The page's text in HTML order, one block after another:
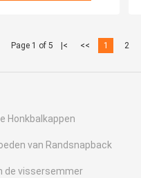
Page 1 of 5 |< << 1 2
Honkbalkappen
van Randsnapback
de vissersemmer